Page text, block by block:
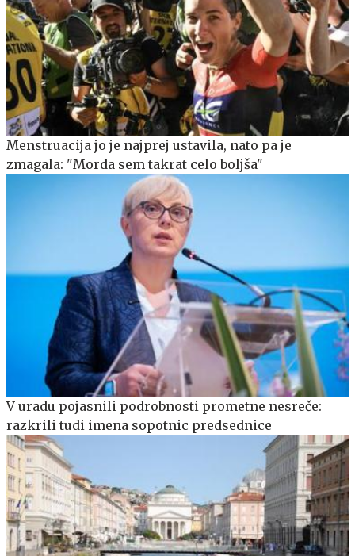
Menstruacija jo je najprej ustavila, nato pa je
zmagala: "Morda sem takrat celo boljša"
V uradu pojasnili podrobnosti prometne nesreče:
razkrili tudi imena sopotnic predsednice